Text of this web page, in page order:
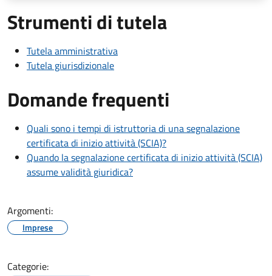
Strumenti di tutela
Tutela amministrativa
Tutela giurisdizionale
Domande frequenti
Quali sono i tempi di istruttoria di una segnalazione
certificata di inizio attività (SCIA)?
Quando la segnalazione certificata di inizio attività (SCIA)
assume validità giuridica?
Argomenti:
Imprese
Categorie: